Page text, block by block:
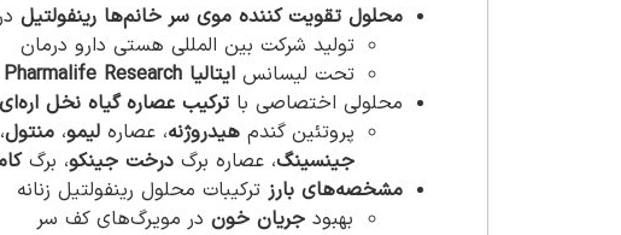
محلول تقویت کننده موی سر خانم‌ها رینفولتیل در
تولید شرکت بین المللی هستی دارو درمان
تحت لیسانس ایتالیا Pharmalife Research
محلولی اختصاصی با ترکیب عصاره گیاه نخل اره‌ای
پروتئین گندم هیدروژنه، عصاره لیمو، منتول
جینسینگ، عصاره برگ درخت جینکو، برگ
مشخصه‌های بارز ترکیبات محلول رینفولتیل زنانه
بهبود جریان خون در مویرگ‌های کف سر